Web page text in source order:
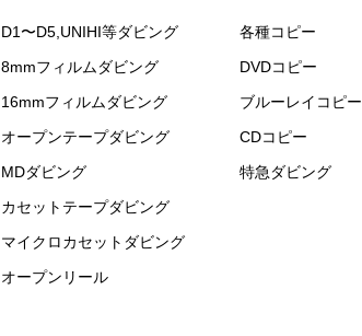
D1〜D5,UNIHI等ダビング
8mmフィルムダビング
16mmフィルムダビング
オープンテープダビング
MDダビング
カセットテープダビング
マイクロカセットダビング
オープンリール
各種コピー
DVDコピー
ブルーレイコピー
CDコピー
特急ダビング